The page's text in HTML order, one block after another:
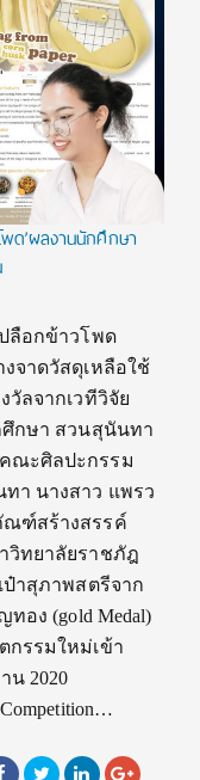
พด’ผลงานนักศึกษา
ลือกข้าวโพด
จาดวัสดุเหลือใช้
วัลจากเวทีวิจัย
ศึกษา สวนสุนันทา
ณะศิลปะกรรม
า นางสาว แพรว
ฑ์สร้างสรรค์
วิทยาลัยราชภัฎ
ป๋าสุภาพสตรีจาก
อง (gold Medal)
กรรมใหม่เข้า
น 2020
Competition…